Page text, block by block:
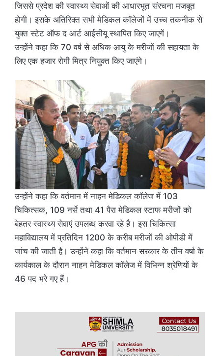
जिससे प्रदेश की स्वास्थ्य सेवाओं की आधारभूत संरचना मजबूत
होगी। इसके अतिरिक्त सभी मेडिकल कॉलेजों में उच्च तकनीक से
युक्त स्टेट ऑफ द आर्ट आईसीयू स्थापित किए जाएगें।
उन्होंने कहा कि 70 वर्ष से अधिक आयु के मरीजों की सहायता के
लिए एक हजार रोगी मित्र नियुक्त किए जाएंगे।
उन्होंने कहा कि वर्तमान में नाहन मेडिकल कॉलेज में 103
चिकित्सक, 109 नर्से तथा 41 पैरा मेडिकल स्टाफ मरीजों को
बेहतर स्वास्थ्य सेवाएं उपलब्ध करवा रहे है। इस चिकित्सा
महाविद्यालय में प्रतिदिन 1200 के करीब मरीजों की ओपीडी में
जांच की जाती है। उन्होंने कहा कि वर्तमान सरकार के तीन वर्षा के
कार्यकाल के दौरान नाहन मेडिकल कॉलेज में विभिन्न श्रेणियों के
46 पद भरे गए हैं।